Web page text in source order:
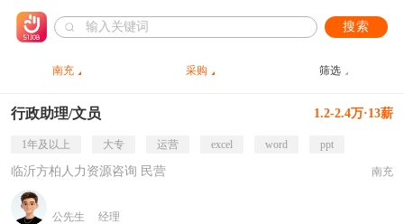
搜索
南充 采购 筛选
行政助理/文员 1.2-2.4万·13薪
1年及以上 大专 运营 excel word ppt
临沂方柏人力资源咨询 民营 南充
公先生 经理